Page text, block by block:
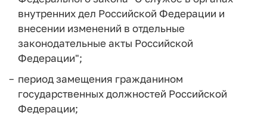
внутренних дел Российской Федерации и
внесении изменений в отдельные
законодательные акты Российской
Федерации";
период замещения гражданином
государственных должностей Российской
Федерации;